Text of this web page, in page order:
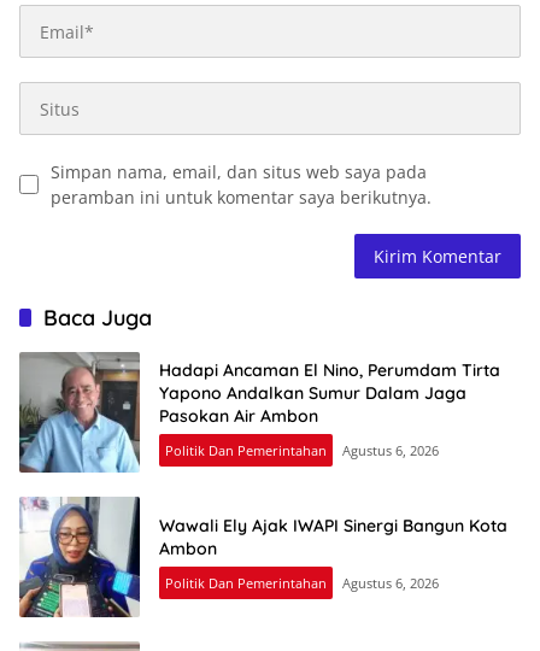
Simpan nama, email, dan situs web saya pada
peramban ini untuk komentar saya berikutnya.
Baca Juga
Hadapi Ancaman El Nino, Perumdam Tirta
Yapono Andalkan Sumur Dalam Jaga
Pasokan Air Ambon
Politik Dan Pemerintahan Agustus 6, 2026
Wawali Ely Ajak IWAPI Sinergi Bangun Kota
Ambon
Politik Dan Pemerintahan Agustus 6, 2026